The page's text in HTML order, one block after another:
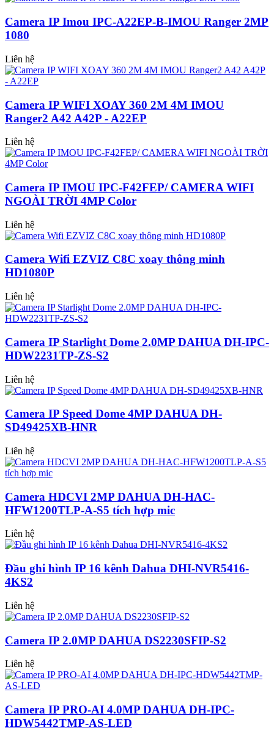
Camera IP Imou IPC-A22EP-B-IMOU Ranger 2MP
1080
Liên hệ
Camera IP WIFI XOAY 360 2M 4M IMOU
Ranger2 A42 A42P - A22EP
Liên hệ
Camera IP IMOU IPC-F42FEP/ CAMERA WIFI
NGOÀI TRỜI 4MP Color
Liên hệ
Camera Wifi EZVIZ C8C xoay thông minh
HD1080P
Liên hệ
Camera IP Starlight Dome 2.0MP DAHUA DH-IPC-
HDW2231TP-ZS-S2
Liên hệ
Camera IP Speed Dome 4MP DAHUA DH-
SD49425XB-HNR
Liên hệ
Camera HDCVI 2MP DAHUA DH-HAC-
HFW1200TLP-A-S5 tích hợp mic
Liên hệ
Đầu ghi hình IP 16 kênh Dahua DHI-NVR5416-
4KS2
Liên hệ
Camera IP 2.0MP DAHUA DS2230SFIP-S2
Liên hệ
Camera IP PRO-AI 4.0MP DAHUA DH-IPC-
HDW5442TMP-AS-LED